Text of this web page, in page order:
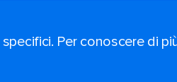
Per conoscere di